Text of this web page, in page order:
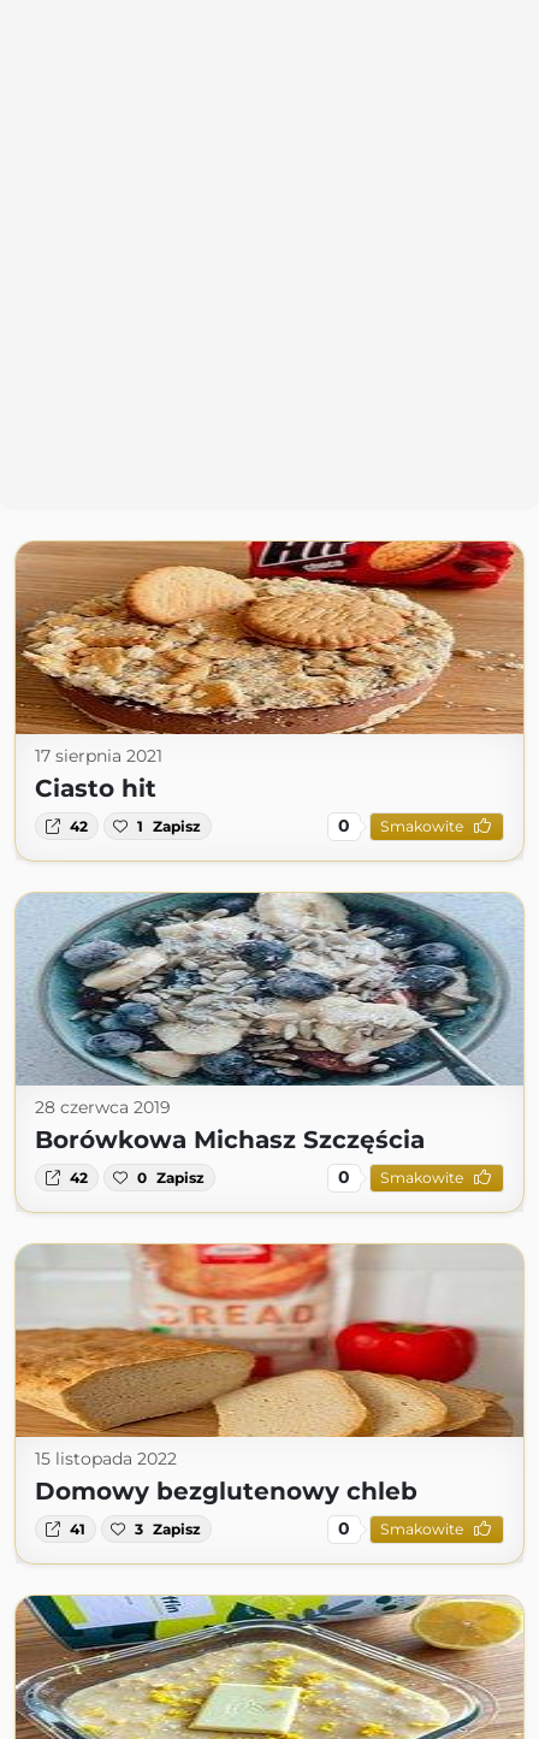
17 sierpnia 2021
Ciasto hit
42 1 Zapisz 0 Smakowite
28 czerwca 2019
Borówkowa Michasz Szczęścia
42 0 Zapisz 0 Smakowite
15 listopada 2022
Domowy bezglutenowy chleb
41 3 Zapisz 0 Smakowite